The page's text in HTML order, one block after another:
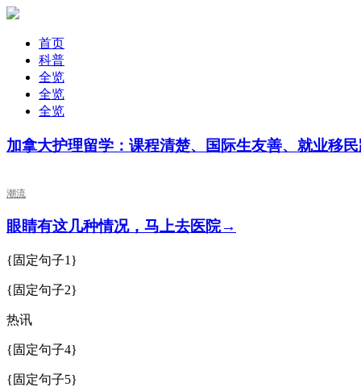
首页
科普
全览
全览
全览
加拿大护理留学：课程清楚、国际生友善、就业移
潮流
眼睛有这几种情况，马上去医院→
{固定句子1}
{固定句子2}
热讯
{固定句子4}
{固定句子5}